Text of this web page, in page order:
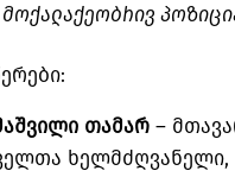
თამარ –